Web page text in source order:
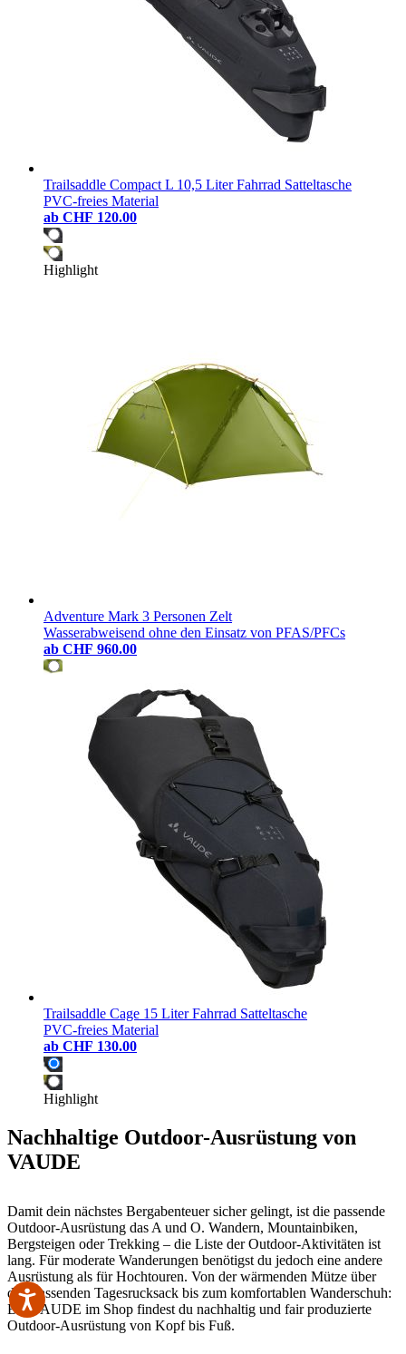
Trailsaddle Compact L 10,5 Liter Fahrrad Satteltasche
PVC-freies Material
ab CHF 120.00
Highlight
Adventure Mark 3 Personen Zelt
Wasserabweisend ohne den Einsatz von PFAS/PFCs
ab CHF 960.00
Trailsaddle Cage 15 Liter Fahrrad Satteltasche
PVC-freies Material
ab CHF 130.00
Highlight
Nachhaltige Outdoor-Ausrüstung von
VAUDE
Damit dein nächstes Bergabenteuer sicher gelingt, ist die passende
Outdoor-Ausrüstung das A und O. Wandern, Mountainbiken,
Bergsteigen oder Trekking – die Liste der Outdoor-Aktivitäten ist
lang. Für moderate Wanderungen benötigst du jedoch eine andere
Ausrüstung als für Hochtouren. Von der wärmenden Mütze über
den passenden Tagesrucksack bis zum komfortablen Wanderschuh:
Bei VAUDE im Shop findest du nachhaltig und fair produzierte
Outdoor-Ausrüstung von Kopf bis Fuß.